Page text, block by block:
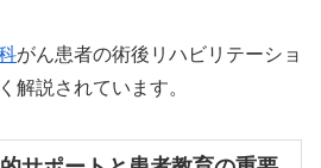
がん患者の術後リハビリテーショ
解説されています。